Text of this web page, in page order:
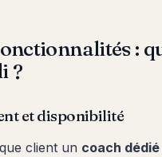
:
?
et disponibilité
client un coach dédié